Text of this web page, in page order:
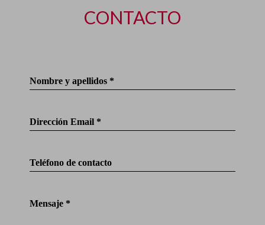
CONTACTO
Nombre y apellidos *
Dirección Email *
Teléfono de contacto
Mensaje *